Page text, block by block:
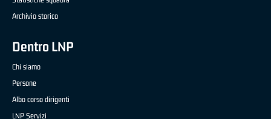
Archivio storico
Dentro LNP
Chi siamo
Persone
Albo corso dirigenti
LNP Servizi